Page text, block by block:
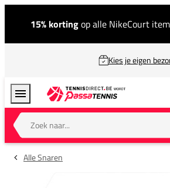
15% kortingop alle NikeCourt
Kies je eigen
Zoek naar...
Alle Snaren